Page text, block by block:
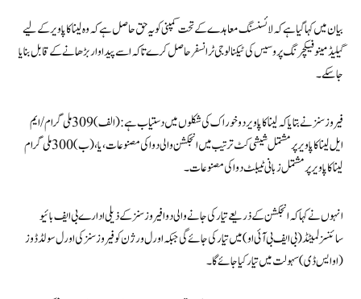
بیان میں کہا گیا ہے کہ لائسنسنگ معاہدے کے تحت کمپنی کو یہ حق حاصل ہے کہ وہ لیناکاپاویر کے لیے
گیلیڈ مینوفیکچرنگ پروسیس کی ٹیکنالوجی ٹرانسفر حاصل کرے تاکہ اسے پیداوار بڑھانے کے قابل بنایا
جا سکے۔
فیروزسنز نے بتایا کہ لیناکاپاویر دو خوراک کی شکلوں میں دستیاب ہے: (الف) 309 ملی گرام / ایم
ایل لیناکاپاویر پر مشتمل شیشی کٹ ترتیب میں انجکشن والی دوا کی مصنوعات ، یا ، (ب) 300 ملی گرام
لیناکاپاویر پر مشتمل زبانی ٹیبلٹ دوا کی مصنوعات۔
انہوں نے کہا کہ انجکشن کے ذریعے تیار کی جانے والی دوا فیروز سنز کے ذیلی ادارے بی ایف بائیو
سائنسز لمیٹڈ (بی ایف بی آئی او) میں تیار کی جائے گی جبکہ اورل ورژن کو فیروز سنز کی اورل سولڈ ڈوز
(او ایس ڈی) سہولت میں تیار کیا جائے گا۔